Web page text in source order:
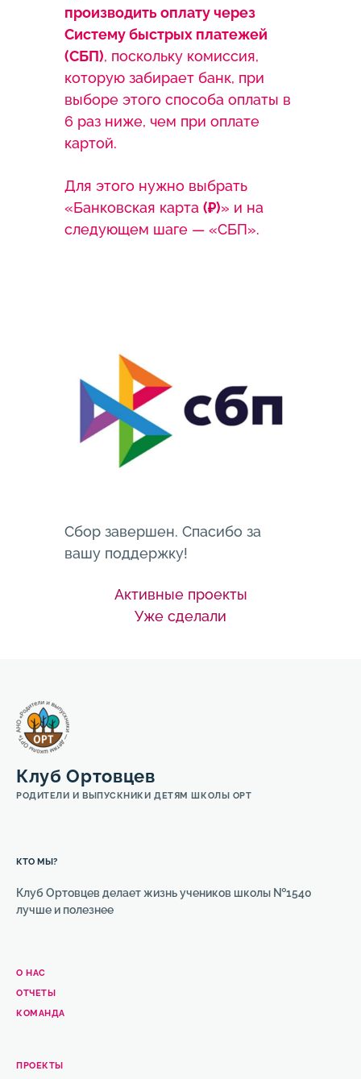
производить оплату через
Систему быстрых платежей
(СБП), поскольку комиссия,
которую забирает банк, при
выборе этого способа оплаты в
6 раз ниже, чем при оплате
картой.
Для этого нужно выбрать
«Банковская карта (₽)» и на
следующем шаге — «СБП».
Сбор завершен. Спасибо за
вашу поддержку!
Активные проекты
Уже сделали
Клуб Ортовцев
РОДИТЕЛИ И ВЫПУСКНИКИ ДЕТЯМ ШКОЛЫ ОРТ
КТО МЫ?
Клуб Ортовцев делает жизнь учеников школы №1540
лучше и полезнее
О НАС
ОТЧЕТЫ
КОМАНДА
ПРОЕКТЫ